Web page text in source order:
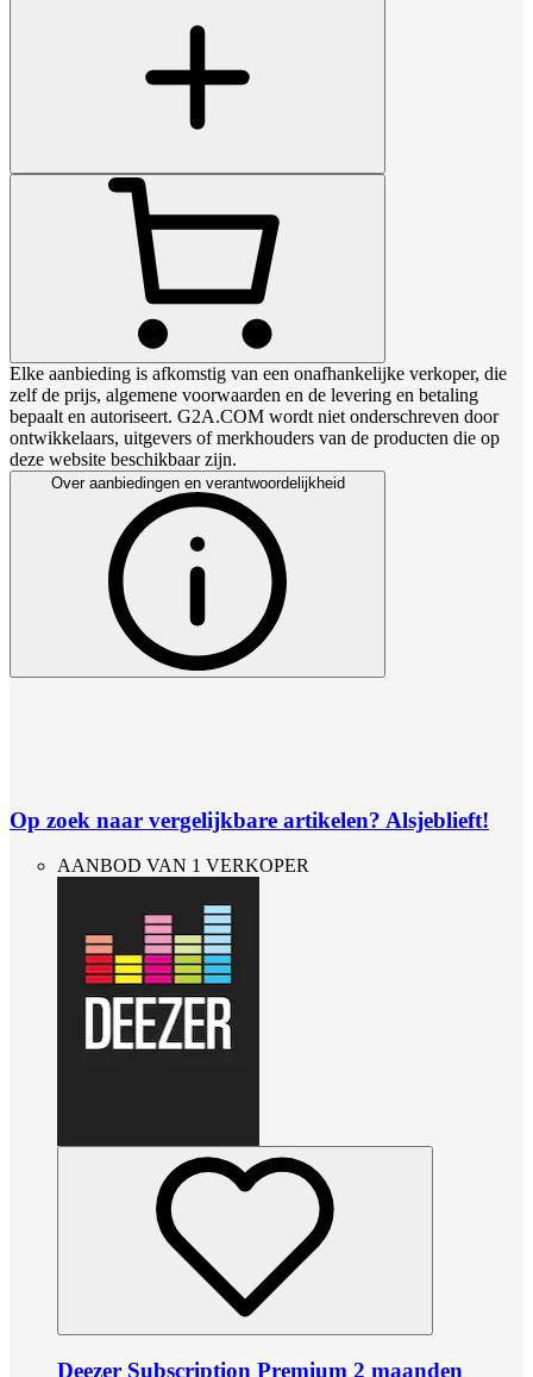
Elke aanbieding is afkomstig van een onafhankelijke verkoper, die
zelf de prijs, algemene voorwaarden en de levering en betaling
bepaalt en autoriseert. G2A.COM wordt niet onderschreven door
ontwikkelaars, uitgevers of merkhouders van de producten die op
deze website beschikbaar zijn.
Over aanbiedingen en verantwoordelijkheid
Op zoek naar vergelijkbare artikelen? Alsjeblieft!
AANBOD VAN 1 VERKOPER
Deezer Subscription Premium 2 maanden